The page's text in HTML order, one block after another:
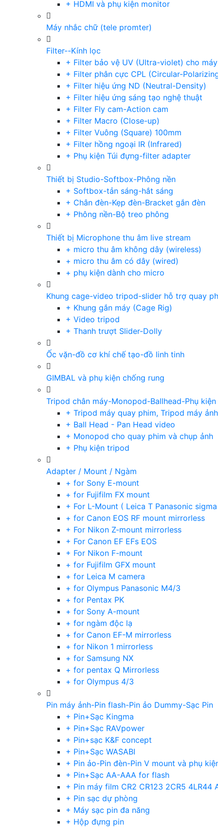
+ HDMI và phụ kiện monitor
Máy nhắc chữ (tele promter)
Filter--Kính lọc
+ Filter bảo vệ UV (Ultra-violet) cho
+ Filter phân cực CPL (Circular-
+ Filter hiệu ứng ND (Neutral-Density)
+ Filter hiệu ứng sáng tạo nghệ thuật
+ Filter Fly cam-Action cam
+ Filter Macro (Close-up)
+ Filter Vuông (Square) 100mm
+ Filter hồng ngoại IR (Infrared)
+ Phụ kiện Túi đựng-filter adapter
Thiết bị Studio-Softbox-Phông nền
+ Softbox-tản sáng-hắt sáng
+ Chân đèn-Kẹp đèn-Bracket gắn đèn
+ Phông nền-Bộ treo phông
Thiết bị Microphone thu âm live stream
+ micro thu âm không dây (wireless)
+ micro thu âm có dây (wired)
+ phụ kiện dành cho micro
Khung cage-video tripod-slider hỗ trợ quay
+ Khung gắn máy (Cage Rig)
+ Video tripod
+ Thanh trượt Slider-Dolly
Ốc vặn-đồ cơ khí chế tạo-đồ linh tinh
GIMBAL và phụ kiện chống rung
Tripod chân máy-Monopod-Ballhead-Phụ kiện
+ Tripod máy quay phim, Tripod máy
+ Ball Head - Pan Head video
+ Monopod cho quay phim và chụp ảnh
+ Phụ kiện tripod
Adapter / Mount / Ngàm
+ for Sony E-mount
+ for Fujifilm FX mount
+ For L-Mount ( Leica T Panasonic
+ for Canon EOS RF mount mirrorless
+ For Nikon Z-mount mirrorless
+ For Canon EF EFs EOS
+ For Nikon F-mount
+ for Fujifilm GFX mount
+ for Leica M camera
+ for Olympus Panasonic M4/3
+ for Pentax PK
+ for Sony A-mount
+ for ngàm độc lạ
+ for Canon EF-M mirrorless
+ for Nikon 1 mirrorless
+ for Samsung NX
+ for pentax Q Mirrorless
+ for Olympus 4/3
Pin máy ảnh-Pin flash-Pin ảo Dummy-Sạc Pin
+ Pin+Sạc Kingma
+ Pin+Sạc RAVpower
+ Pin+sạc K&F concept
+ Pin+Sạc WASABI
+ Pin ảo-Pin đèn-Pin V mount và phụ
+ Pin+Sạc AA-AAA for flash
+ Pin máy film CR2 CR123 2CR5 4LR44
+ Pin sạc dự phòng
+ Máy sạc pin đa năng
+ Hộp đựng pin